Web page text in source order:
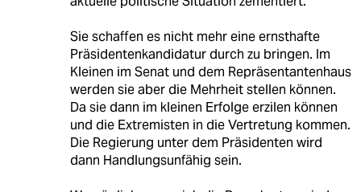
Sie schaffen es nicht mehr eine ernsthafte
Präsidentenkandidatur durch zu bringen. Im
Kleinen im Senat und dem Repräsentantenhaus
werden sie aber die Mehrheit stellen können.
Da sie dann im kleinen Erfolge erzilen können
und die Extremisten in die Vertretung kommen.
Die Regierung unter dem Präsidenten wird
dann Handlungsunfähig sein.